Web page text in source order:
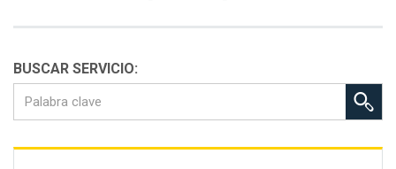
BUSCAR SERVICIO: